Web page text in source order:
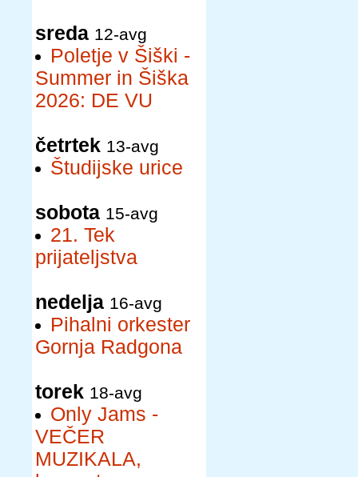
sreda 12-avg
Poletje v Šiški -
Summer in Šiška
2026: DE VU
četrtek 13-avg
Študijske urice
sobota 15-avg
21. Tek
prijateljstva
nedelja 16-avg
Pihalni orkester
Gornja Radgona
torek 18-avg
Only Jams -
VEČER
MUZIKALA,